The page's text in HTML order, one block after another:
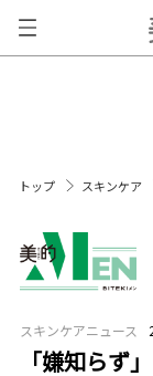
トップ スキンケア
スキンケアニュース
「嫌知らず